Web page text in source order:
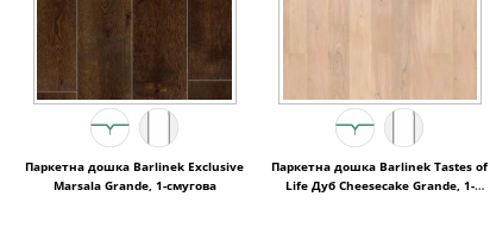
Паркетна дошка Barlinek Exclusive
Marsala Grande, 1-смугова
Паркетна дошка Barlinek Tastes of
Life Дуб Cheesecake Grande, 1-